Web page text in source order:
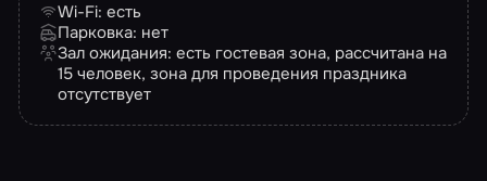
Wi-Fi: есть
Парковка: нет
Зал ожидания: есть гостевая зона, рассчитана на
15 человек, зона для проведения праздника
отсутствует